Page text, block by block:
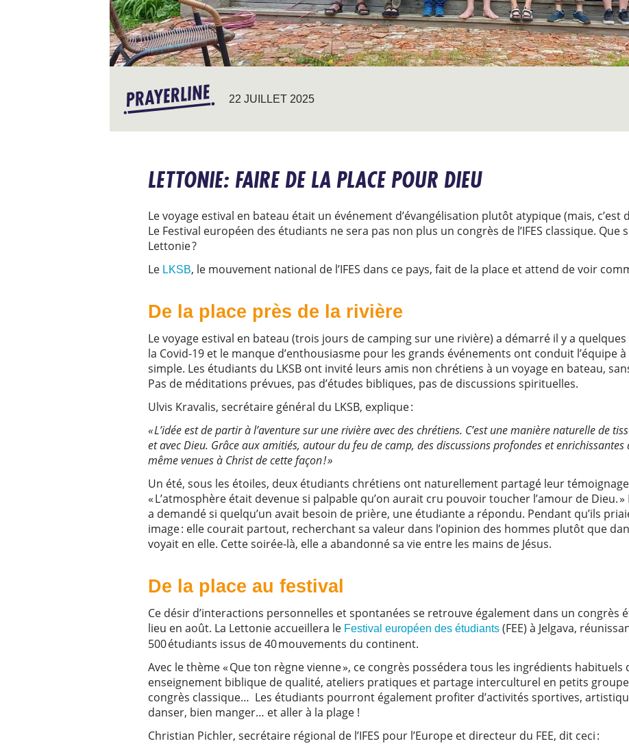
22 JUILLET 2025
LETTONIE: FAIRE DE LA PLACE POUR DIEU
Le voyage estival en bateau était un événement d’évangélisation plutôt atypique (mais, c’est
Le Festival européen des étudiants ne sera pas non plus un congrès de l’IFES classique. Que
Lettonie ?
Le LKSB, le mouvement national de l’IFES dans ce pays, fait de la place et attend de voir
De la place près de la rivière
Le voyage estival en bateau (trois jours de camping sur une rivière) a démarré il y a
la Covid-19 et le manque d’enthousiasme pour les grands événements ont conduit l’équipe
simple. Les étudiants du LKSB ont invité leurs amis non chrétiens à un voyage en bateau,
Pas de méditations prévues, pas d’études bibliques, pas de discussions spirituelles.
Ulvis Kravalis, secrétaire général du LKSB, explique :
« L’idée est de partir à l’aventure sur une rivière avec des chrétiens. C’est une manière naturelle de
et avec Dieu. Grâce aux amitiés, autour du feu de camp, des discussions profondes et
même venues à Christ de cette façon ! »
Un été, sous les étoiles, deux étudiants chrétiens ont naturellement partagé leur
« L’atmosphère était devenue si palpable qu’on aurait cru pouvoir toucher l’amour de Dieu. »
a demandé si quelqu’un avait besoin de prière, une étudiante a répondu. Pendant qu’ils
image : elle courait partout, recherchant sa valeur dans l’opinion des hommes plutôt que
voyait en elle. Cette soirée-là, elle a abandonné sa vie entre les mains de Jésus.
De la place au festival
Ce désir d’interactions personnelles et spontanées se retrouve également dans un congrès
lieu en août. La Lettonie accueillera le Festival européen des étudiants (FEE) à Jelgava,
500 étudiants issus de 40 mouvements du continent.
Avec le thème « Que ton règne vienne », ce congrès possédera tous les ingrédients habituels
enseignement biblique de qualité, ateliers pratiques et partage interculturel en petits
congrès classique… Les étudiants pourront également profiter d’activités sportives,
danser, bien manger… et aller à la plage !
Christian Pichler, secrétaire régional de l’IFES pour l’Europe et directeur du FEE, dit ceci :